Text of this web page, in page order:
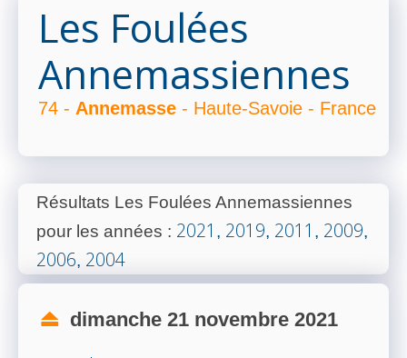
Les Foulées
Annemassiennes
74 - Annemasse - Haute-Savoie - France
Résultats Les Foulées Annemassiennes
pour les années : 2021 , 2019, 2011 , 2009,
2006, 2004
dimanche 21 novembre 2021